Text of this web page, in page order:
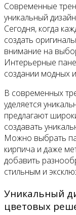
Современные
уникальный
Сегодня, когда
создать
внимание на
Интерьерные
создании модных
В современных
уделяется
предлагают
создавать
Можно выбрать
кирпича и даже
добавить
стильным и
Уникальный
цветовых